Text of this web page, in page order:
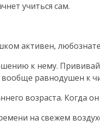
учиться сам.
активен,
к нему.
равнодушен к
возраста. Когда
на свежем